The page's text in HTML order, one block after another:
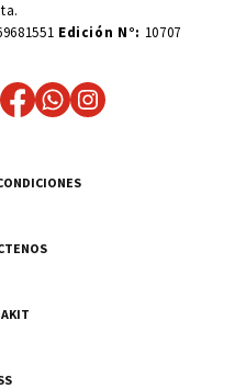
Edición N°: 10707